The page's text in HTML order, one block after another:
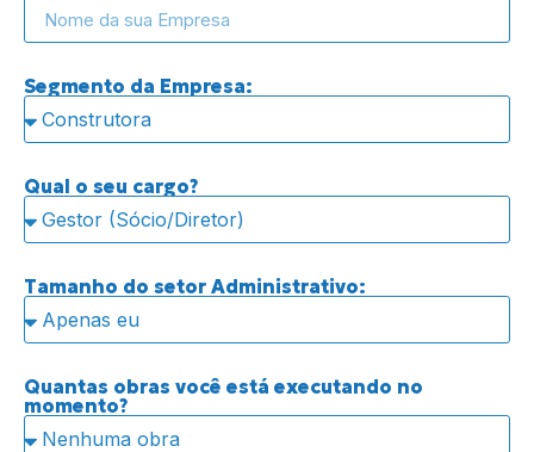
Segmento da Empresa:
Qual o seu cargo?
Tamanho do setor Administrativo:
Quantas obras você está executando no
momento?